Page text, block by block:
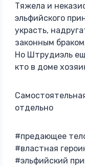
Тяжела и
эльфийского
украсть,
законным
Но Штрудиэль
кто в доме
отдельно
#предающее
#властная
#эльфийский